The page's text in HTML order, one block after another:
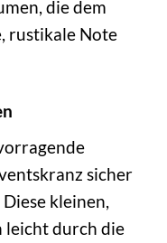
die dem
rustikale Note
sicher
kleinen,
leicht durch die